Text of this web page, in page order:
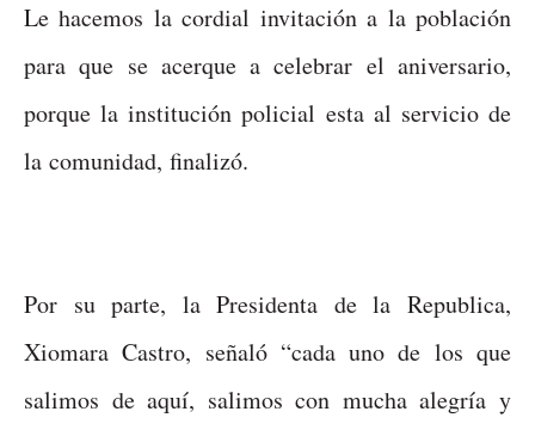
Le hacemos la cordial invitación a la población
para que se acerque a celebrar el aniversario,
porque la institución policial esta al servicio de
la comunidad, finalizó.
Por su parte, la Presidenta de la Republica,
Xiomara Castro, señaló “cada uno de los que
salimos de aquí, salimos con mucha alegría y